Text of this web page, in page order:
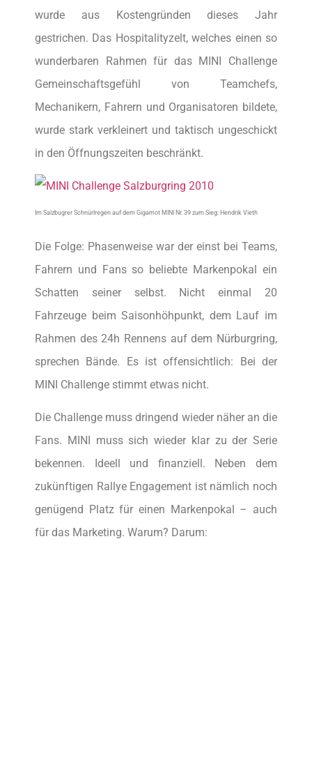
wurde aus Kostengründen dieses Jahr
gestrichen. Das Hospitalityzelt, welches einen so
wunderbaren Rahmen für das MINI Challenge
Gemeinschaftsgefühl von Teamchefs,
Mechanikern, Fahrern und Organisatoren bildete,
wurde stark verkleinert und taktisch ungeschickt
in den Öffnungszeiten beschränkt.
Im Salzbugrer Schnürlregen auf dem Gigamot MINI Nr. 39 zum Sieg: Hendrik Vieth
Die Folge: Phasenweise war der einst bei Teams,
Fahrern und Fans so beliebte Markenpokal ein
Schatten seiner selbst. Nicht einmal 20
Fahrzeuge beim Saisonhöhpunkt, dem Lauf im
Rahmen des 24h Rennens auf dem Nürburgring,
sprechen Bände. Es ist offensichtlich: Bei der
MINI Challenge stimmt etwas nicht.
Die Challenge muss dringend wieder näher an die
Fans. MINI muss sich wieder klar zu der Serie
bekennen. Ideell und finanziell. Neben dem
zukünftigen Rallye Engagement ist nämlich noch
genügend Platz für einen Markenpokal – auch
für das Marketing. Warum? Darum: